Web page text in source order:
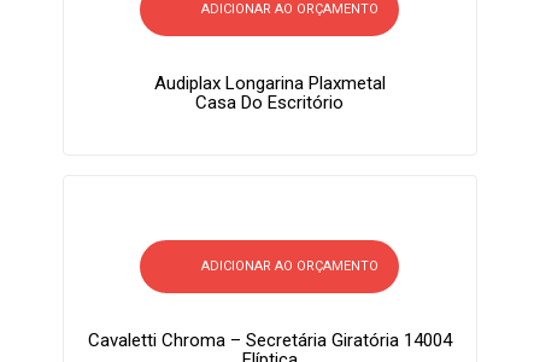
ADICIONAR AO ORÇAMENTO
Audiplax Longarina Plaxmetal
Casa Do Escritório
ADICIONAR AO ORÇAMENTO
Cavaletti Chroma – Secretária Giratória 14004